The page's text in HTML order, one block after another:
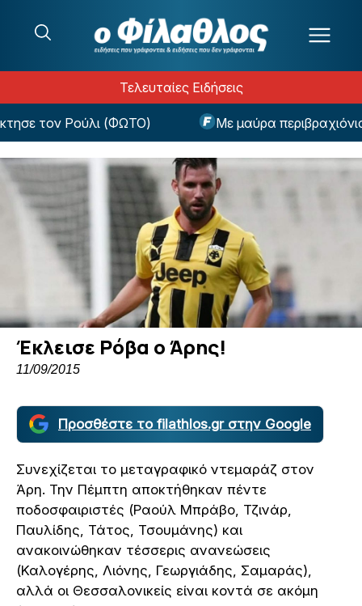
Τελευταίες Ειδήσεις
τον Ρούλι (ΦΩΤΟ) Με μαύρα περιβραχιόνια
Έκλεισε Ρόβα ο Άρης!
11/09/2015
Προσθέστε το filathlos.gr στην Google
Συνεχίζεται το μεταγραφικό ντεμαράζ στον
Άρη. Την Πέμπτη αποκτήθηκαν πέντε
ποδοσφαιριστές (Ραούλ Μπράβο, Τζινάρ,
Παυλίδης, Τάτος, Τσουμάνης) και
ανακοινώθηκαν τέσσερις ανανεώσεις
(Καλογέρης, Λιόνης, Γεωργιάδης, Σαμαράς),
αλλά οι Θεσσαλονικείς είναι κοντά σε ακόμη